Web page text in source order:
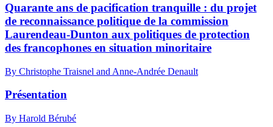
Quarante ans de pacification tranquille : du projet
de reconnaissance politique de la commission
Laurendeau-Dunton aux politiques de protection
des francophones en situation minoritaire
By Christophe Traisnel and Anne-Andrée Denault
Présentation
By Harold Bérubé